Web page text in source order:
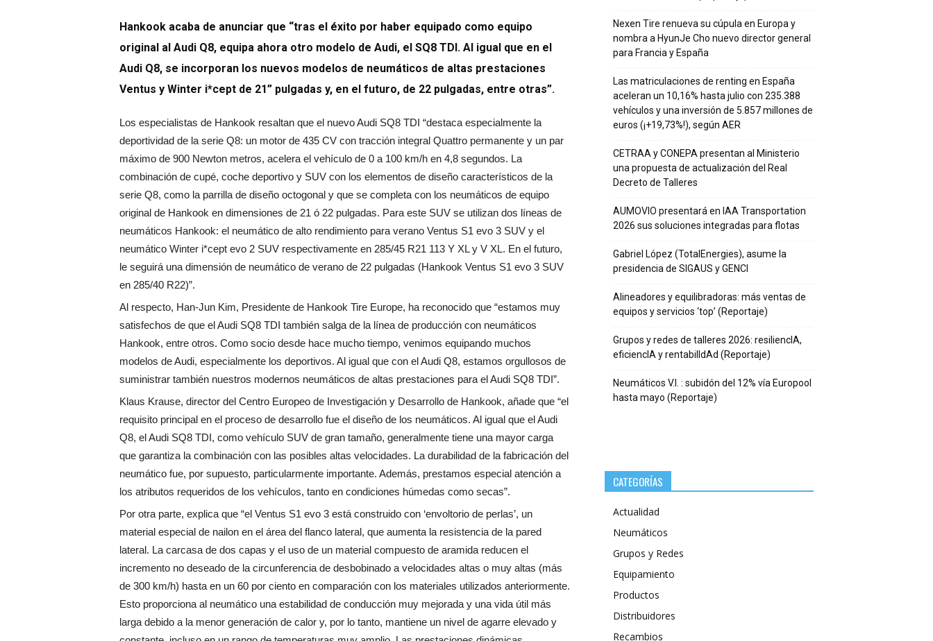
Hankook acaba de anunciar que “tras el éxito por haber equipado como equipo
original al Audi Q8, equipa ahora otro modelo de Audi, el SQ8 TDI. Al igual que en el
Audi Q8, se incorporan los nuevos modelos de neumáticos de altas prestaciones
Ventus y Winter i*cept de 21” pulgadas y, en el futuro, de 22 pulgadas, entre otras”.
Los especialistas de Hankook resaltan que el nuevo Audi SQ8 TDI “destaca especialmente la
deportividad de la serie Q8: un motor de 435 CV con tracción integral Quattro permanente y un par
máximo de 900 Newton metros, acelera el vehículo de 0 a 100 km/h en 4,8 segundos. La
combinación de cupé, coche deportivo y SUV con los elementos de diseño característicos de la
serie Q8, como la parrilla de diseño octogonal y que se completa con los neumáticos de equipo
original de Hankook en dimensiones de 21 ó 22 pulgadas. Para este SUV se utilizan dos líneas de
neumáticos Hankook: el neumático de alto rendimiento para verano Ventus S1 evo 3 SUV y el
neumático Winter i*cept evo 2 SUV respectivamente en 285/45 R21 113 Y XL y V XL. En el futuro,
le seguirá una dimensión de neumático de verano de 22 pulgadas (Hankook Ventus S1 evo 3 SUV
en 285/40 R22)”.
Al respecto, Han-Jun Kim, Presidente de Hankook Tire Europe, ha reconocido que “estamos muy
satisfechos de que el Audi SQ8 TDI también salga de la línea de producción con neumáticos
Hankook, entre otros. Como socio desde hace mucho tiempo, venimos equipando muchos
modelos de Audi, especialmente los deportivos. Al igual que con el Audi Q8, estamos orgullosos de
suministrar también nuestros modernos neumáticos de altas prestaciones para el Audi SQ8 TDI”.
Klaus Krause, director del Centro Europeo de Investigación y Desarrollo de Hankook, añade que “el
requisito principal en el proceso de desarrollo fue el diseño de los neumáticos. Al igual que el Audi
Q8, el Audi SQ8 TDI, como vehículo SUV de gran tamaño, generalmente tiene una mayor carga
que garantiza la combinación con las posibles altas velocidades. La durabilidad de la fabricación del
neumático fue, por supuesto, particularmente importante. Además, prestamos especial atención a
los atributos requeridos de los vehículos, tanto en condiciones húmedas como secas”.
Por otra parte, explica que “el Ventus S1 evo 3 está construido con ‘envoltorio de perlas’, un
material especial de nailon en el área del flanco lateral, que aumenta la resistencia de la pared
lateral. La carcasa de dos capas y el uso de un material compuesto de aramida reducen el
incremento no deseado de la circunferencia de desbobinado a velocidades altas o muy altas (más
de 300 km/h) hasta en un 60 por ciento en comparación con los materiales utilizados anteriormente.
Esto proporciona al neumático una estabilidad de conducción muy mejorada y una vida útil más
larga debido a la menor generación de calor y, por lo tanto, mantiene un nivel de agarre elevado y
Nexen Tire renueva su cúpula en Europa y
nombra a HyunJe Cho nuevo director general
para Francia y España
Las matriculaciones de renting en España
aceleran un 10,16% hasta julio con 235.388
vehículos y una inversión de 5.857 millones de
euros (¡+19,73%!), según AER
CETRAA y CONEPA presentan al Ministerio
una propuesta de actualización del Real
Decreto de Talleres
AUMOVIO presentará en IAA Transportation
2026 sus soluciones integradas para flotas
Gabriel López (TotalEnergies), asume la
presidencia de SIGAUS y GENCI
Alineadores y equilibradoras: más ventas de
equipos y servicios ‘top’ (Reportaje)
Grupos y redes de talleres 2026: resiliencIA,
eficiencIA y rentabilIdAd (Reportaje)
Neumáticos V.I. : subidón del 12% vía Europool
hasta mayo (Reportaje)
CATEGORÍAS
Actualidad
Neumáticos
Grupos y Redes
Equipamiento
Productos
Distribuidores
Recambios